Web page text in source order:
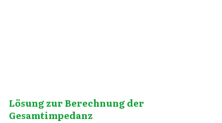
Lösung zur Berechnung der
Gesamtimpedanz